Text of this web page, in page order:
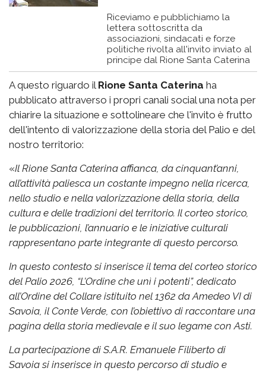
Riceviamo e pubblichiamo la
lettera sottoscritta da
associazioni, sindacati e forze
politiche rivolta all'invito inviato al
principe dal Rione Santa Caterina
A questo riguardo il Rione Santa Caterina ha
pubblicato attraverso i propri canali social una nota per
chiarire la situazione e sottolineare che l'invito è frutto
dell'intento di valorizzazione della storia del Palio e del
nostro territorio:
«Il Rione Santa Caterina affianca, da cinquant’anni,
all’attività paliesca un costante impegno nella ricerca,
nello studio e nella valorizzazione della storia, della
cultura e delle tradizioni del territorio. Il corteo storico,
le pubblicazioni, l’annuario e le iniziative culturali
rappresentano parte integrante di questo percorso.
In questo contesto si inserisce il tema del corteo storico
del Palio 2026, “L’Ordine che unì i potenti”, dedicato
all’Ordine del Collare istituito nel 1362 da Amedeo VI di
Savoia, il Conte Verde, con l’obiettivo di raccontare una
pagina della storia medievale e il suo legame con Asti.
La partecipazione di S.A.R. Emanuele Filiberto di
Savoia si inserisce in questo percorso di studio e